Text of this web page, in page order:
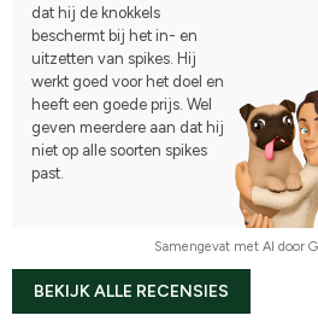
dat hij de knokkels
beschermt bij het in- en
uitzetten van spikes. Hij
werkt goed voor het doel en
heeft een goede prijs. Wel
geven meerdere aan dat hij
niet op alle soorten spikes
past.
Samengevat met AI door
BEKIJK ALLE RECENSIES